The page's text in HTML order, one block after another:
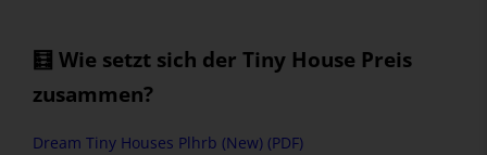
🧮 Wie setzt sich der Tiny House Preis
zusammen?
Dream Tiny Houses Plhrb (New) (PDF)